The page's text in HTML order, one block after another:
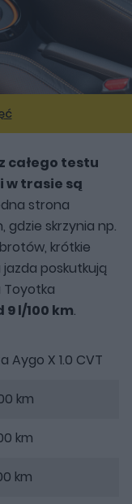
całego testu
w trasie są
strona
gdzie skrzynia np.
krótkie
poskutkują
Toyotka
l/100 km.
Aygo X 1.0 CVT
km
km
km